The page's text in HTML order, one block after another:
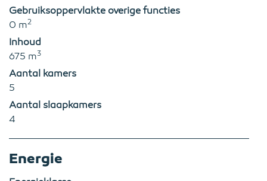
Gebruiksoppervlakte overige functies
0 m2
Inhoud
675 m3
Aantal kamers
5
Aantal slaapkamers
4
Energie